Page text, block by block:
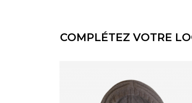
COMPLÉTEZ VOTRE